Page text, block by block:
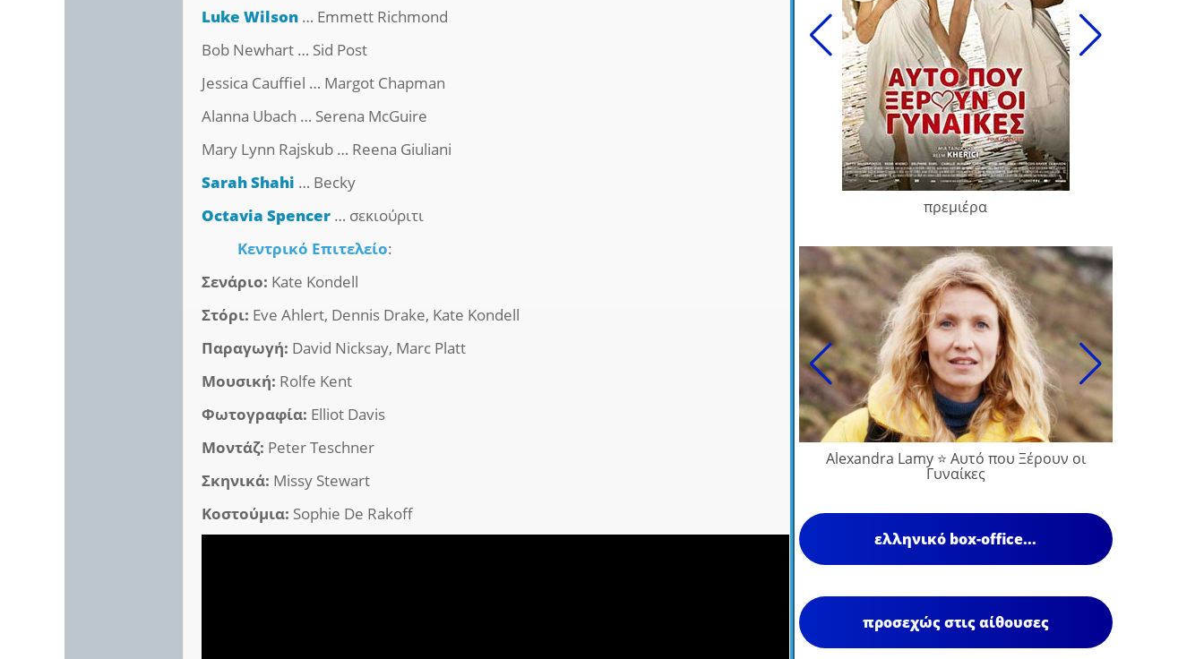
Luke Wilson … Emmett Richmond
Bob Newhart … Sid Post
Jessica Cauffiel … Margot Chapman
Alanna Ubach … Serena McGuire
Mary Lynn Rajskub … Reena Giuliani
Sarah Shahi … Becky
Octavia Spencer … σεκιούριτι
Κεντρικό Επιτελείο:
Σενάριο: Kate Kondell
Στόρι: Eve Ahlert, Dennis Drake, Kate Kondell
Παραγωγή: David Nicksay, Marc Platt
Μουσική: Rolfe Kent
Φωτογραφία: Elliot Davis
Μοντάζ: Peter Teschner
Σκηνικά: Missy Stewart
Κοστούμια: Sophie De Rakoff
πρεμιέρα
Alexandra Lamy ⭐ Αυτό που Ξέρουν οι
Γυναίκες
ελληνικό box-office...
προσεχώς στις αίθουσες